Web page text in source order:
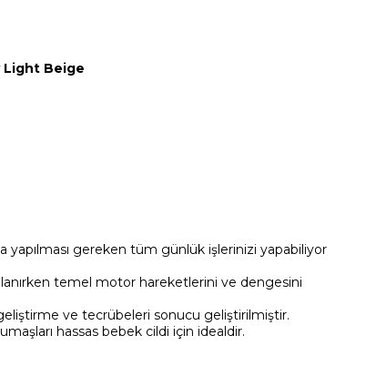
Light Beige
gereken tüm günlük işlerinizi yapabiliyor
temel motor hareketlerini ve dengesini
geliştirme ve tecrübeleri sonucu geliştirilmiştir.
hassas bebek cildi için idealdir.